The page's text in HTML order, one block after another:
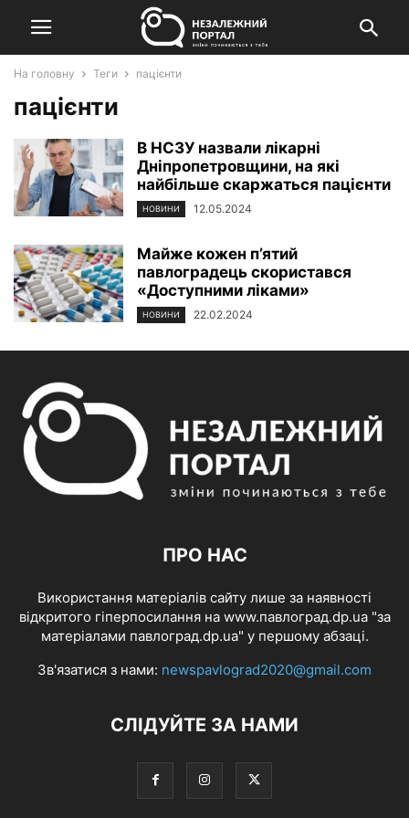
На головну Теги пацієнти
пацієнти
В НСЗУ назвали лікарні
Дніпропетровщини, на які
найбільше скаржаться пацієнти
НОВИНИ 12.05.2024
Майже кожен п’ятий
павлоградець скористався
«Доступними ліками»
НОВИНИ 22.02.2024
ПРО НАС
Використання матеріалів сайту лише за наявності
відкритого гіперпосилання на www.павлоград.dp.ua "за
матеріалами павлоград.dp.ua" у першому абзаці.
Зв'язатися з нами: newspavlograd2020@gmail.com
СЛІДУЙТЕ ЗА НАМИ